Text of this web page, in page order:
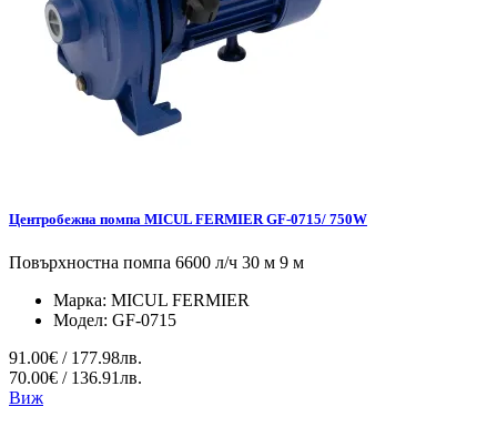
Центробежна помпа MICUL FERMIER GF-0715/ 750W
Повърхностна помпа 6600 л/ч 30 м 9 м
Марка: MICUL FERMIER
Модел: GF-0715
91.00€ / 177.98лв.
70.00€ / 136.91лв.
Виж